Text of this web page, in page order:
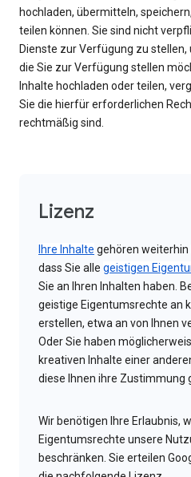
hochladen, übermitteln,
teilen können. Sie sind nicht
Dienste zur Verfügung zu stellen,
die Sie zur Verfügung stellen
Inhalte hochladen oder teilen,
Sie die hierfür erforderlichen
rechtmäßig sind.
Lizenz
Ihre Inhalte gehören weiterhin
dass Sie alle geistigen
Sie an Ihren Inhalten haben.
geistige Eigentumsrechte an
erstellen, etwa an von Ihnen
Oder Sie haben
kreativen Inhalte einer
diese Ihnen ihre Zustimmung
Wir benötigen Ihre Erlaubnis,
Eigentumsrechte unsere
beschränken. Sie erteilen